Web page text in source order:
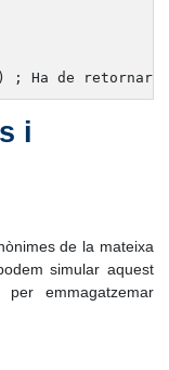
; Ha de retornar
i
de la mateixa
simular aquest
per emmagatzemar